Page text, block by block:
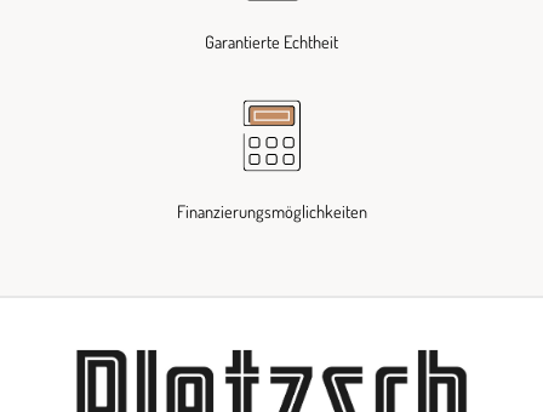
Garantierte Echtheit
Finanzierungsmöglichkeiten